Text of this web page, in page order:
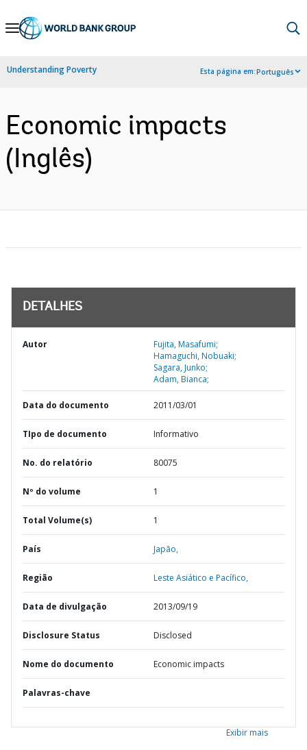
Skip
Navigation
Understanding Poverty Esta página em:Português
Economic impacts
(Inglês)
DETALHES
Autor
Fujita, Masafumi;
Hamaguchi, Nobuaki;
Sagara, Junko;
Adam, Bianca;
Data do documento 2011/03/01
TIpo de documento Informativo
No. do relatório 80075
Nº do volume 1
Total Volume(s) 1
País Japão,
Região Leste Asiático e Pacífico,
Data de divulgação 2013/09/19
Disclosure Status Disclosed
Nome do documento Economic impacts
Palavras-chave
Exibir mais